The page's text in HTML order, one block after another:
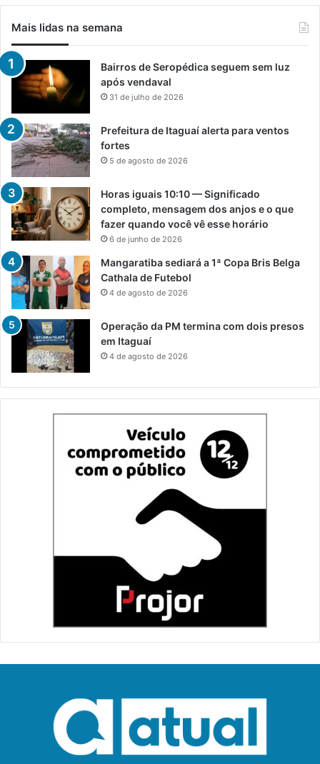
Mais lidas na semana
Bairros de Seropédica seguem sem luz
após vendaval
31 de julho de 2026
Prefeitura de Itaguaí alerta para ventos
fortes
5 de agosto de 2026
Horas iguais 10:10 — Significado
completo, mensagem dos anjos e o que
fazer quando você vê esse horário
6 de junho de 2026
Mangaratiba sediará a 1ª Copa Bris Belga
Cathala de Futebol
4 de agosto de 2026
Operação da PM termina com dois presos
em Itaguaí
4 de agosto de 2026